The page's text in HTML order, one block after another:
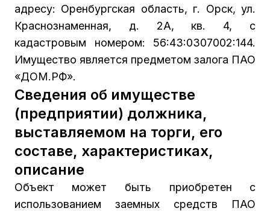
адресу: Оренбургская область, г. Орск, ул.
Краснознаменная, д. 2А, кв. 4, с
кадастровым номером: 56:43:0307002:144.
Имущество является предметом залога ПАО
«ДОМ.РФ».
Сведения об имуществе
(предприятии) должника,
выставляемом на торги, его
составе, характеристиках,
описание
Объект может быть приобретен с
использованием заемных средств ПАО